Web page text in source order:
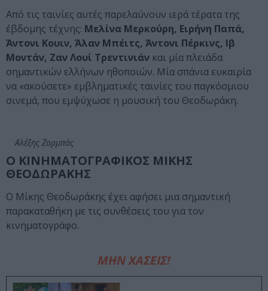
Από τις ταινίες αυτές παρελαύνουν ιερά τέρατα της
έβδομης τέχνης: Μελίνα Μερκούρη, Ειρήνη Παπά,
Άντονι Κουιν, Άλαν Μπέιτς, Άντονι Πέρκινς, Ιβ
Μοντάν, Ζαν Λουί Τρεντινιάν και μία πλειάδα
σημαντικών ελλήνων ηθοποιών. Mία σπάνια ευκαιρία
να «ακούσετε» εμβληματικές ταινίες του παγκόσμιου
σινεμά, που εμψύχωσε η μουσική του Θεοδωράκη.
Αλέξης Ζορμπάς
Ο ΚΙΝΗΜΑΤΟΓΡΑΦΙΚΟΣ ΜΙΚΗΣ
ΘΕΟΔΩΡΑΚΗΣ
Ο Μίκης Θεοδωράκης έχει αφήσει μια σημαντική
παρακαταθήκη με τις συνθέσεις του για τον
κινηματογράφο.
ΜΗΝ ΧΑΣΕΙΣ!